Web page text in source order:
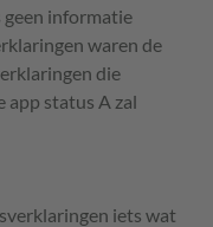
geen informatie
waren de
die
app status A zal
iets wat